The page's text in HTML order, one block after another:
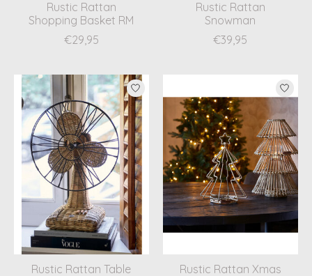
Rustic Rattan
Shopping Basket RM
€29,95
Rustic Rattan
Snowman
€39,95
Rustic Rattan Table
Rustic Rattan Xmas